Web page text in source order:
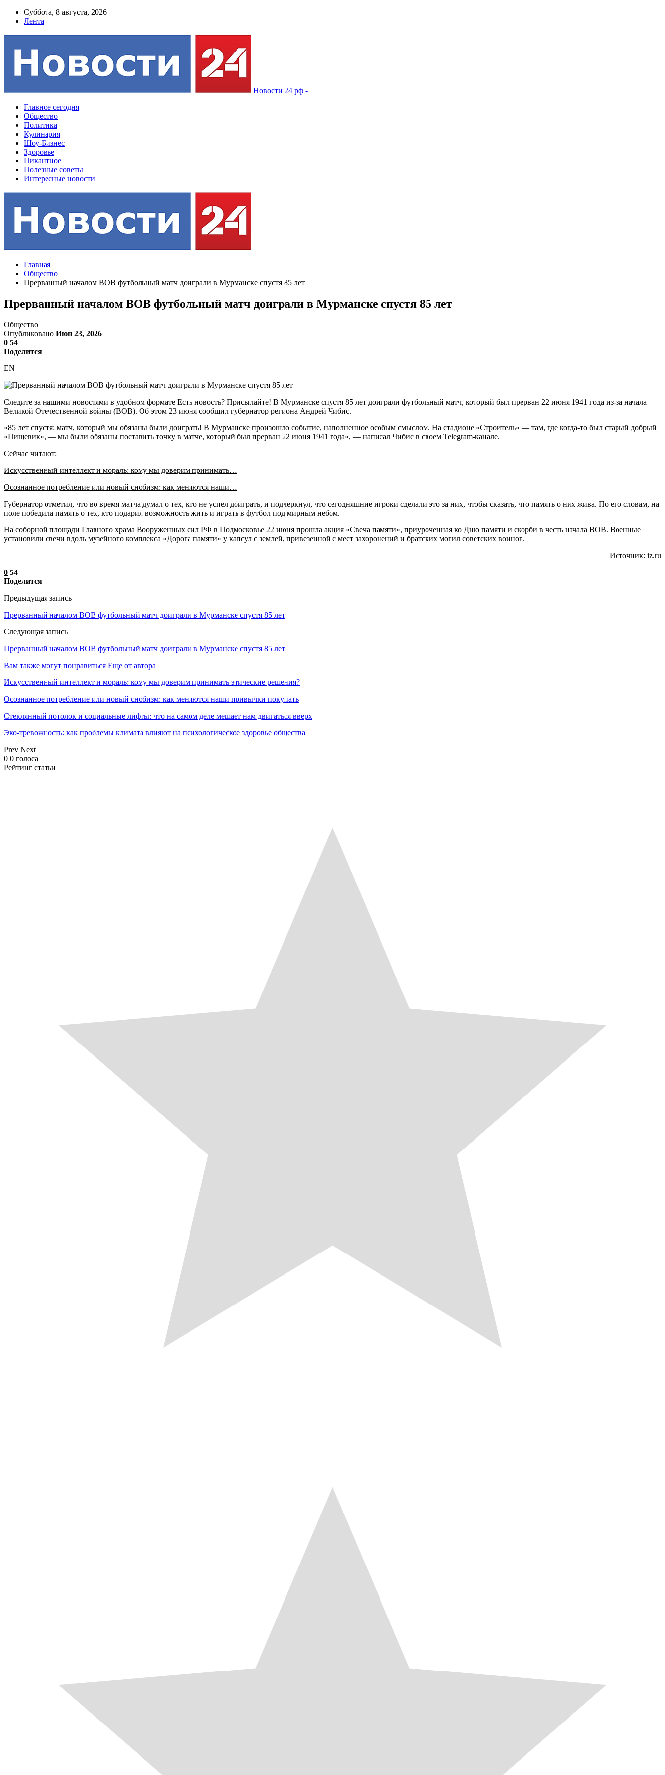
Суббота, 8 августа, 2026
Лента
Новости 24 рф -
Главное сегодня
Общество
Политика
Кулинария
Шоу-Бизнес
Здоровье
Пикантное
Полезные советы
Интересные новости
Главная
Общество
Прерванный началом ВОВ футбольный матч доиграли в Мурманске спустя 85 лет
Прерванный началом ВОВ футбольный матч доиграли в Мурманске спустя 85 лет
Общество
Опубликовано Июн 23, 2026
0 54
Поделится
EN
Следите за нашими новостями в удобном формате Есть новость? Присылайте! В Мурманске спустя 85 лет доиграли футбольный матч, который был прерван 22 июня 1941 года из-за начала
Великой Отечественной войны (ВОВ). Об этом 23 июня сообщил губернатор региона Андрей Чибис.
«85 лет спустя: матч, который мы обязаны были доиграть! В Мурманске произошло событие, наполненное особым смыслом. На стадионе «Строитель» — там, где когда-то был старый добрый
«Пищевик», — мы были обязаны поставить точку в матче, который был прерван 22 июня 1941 года», — написал Чибис в своем Telegram-канале.
Сейчас читают:
Искусственный интеллект и мораль: кому мы доверим принимать…
Осознанное потребление или новый снобизм: как меняются наши…
Губернатор отметил, что во время матча думал о тех, кто не успел доиграть, и подчеркнул, что сегодняшние игроки сделали это за них, чтобы сказать, что память о них жива. По его словам, на
поле победила память о тех, кто подарил возможность жить и играть в футбол под мирным небом.
На соборной площади Главного храма Вооруженных сил РФ в Подмосковье 22 июня прошла акция «Свеча памяти», приуроченная ко Дню памяти и скорби в честь начала ВОВ. Военные
установили свечи вдоль музейного комплекса «Дорога памяти» у капсул с землей, привезенной с мест захоронений и братских могил советских воинов.
Источник: iz.ru
0 54
Поделится
Предыдущая запись
Прерванный началом ВОВ футбольный матч доиграли в Мурманске спустя 85 лет
Следующая запись
Прерванный началом ВОВ футбольный матч доиграли в Мурманске спустя 85 лет
Вам также могут понравиться Еще от автора
Искусственный интеллект и мораль: кому мы доверим принимать этические решения?
Осознанное потребление или новый снобизм: как меняются наши привычки покупать
Стеклянный потолок и социальные лифты: что на самом деле мешает нам двигаться вверх
Эко-тревожность: как проблемы климата влияют на психологическое здоровье общества
Prev Next
0 0 голоса
Рейтинг статьи